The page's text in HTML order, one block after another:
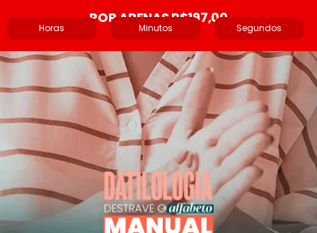
POR APENAS R$197,00
Horas Minutos Segundos